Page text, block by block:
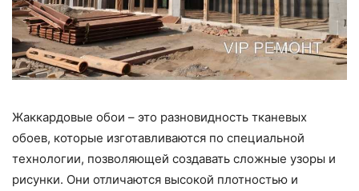
Жаккардовые обои – это разновидность тканевых
обоев, которые изготавливаются по специальной
технологии, позволяющей создавать сложные узоры и
рисунки. Они отличаются высокой плотностью и